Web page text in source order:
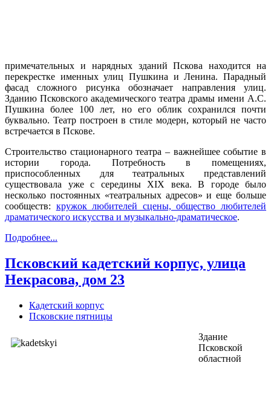
примечательных и нарядных зданий Пскова находится на
перекрестке именных улиц Пушкина и Ленина. Парадный
фасад сложного рисунка обозначает направления улиц.
Зданию Псковского академического театра драмы имени А.С.
Пушкина более 100 лет, но его облик сохранился почти
буквально. Театр построен в стиле модерн, который не часто
встречается в Пскове.
Строительство стационарного театра – важнейшее событие в
истории города. Потребность в помещениях,
приспособленных для театральных представлений
существовала уже с середины XIX века. В городе было
несколько постоянных «театральных адресов» и еще больше
сообществ: кружок любителей сцены, общество любителей
драматического искусства и музыкально-драматическое.
Подробнее...
Псковский кадетский корпус, улица
Некрасова, дом 23
Кадетский корпус
Псковские пятницы
Здание
Псковской
областной